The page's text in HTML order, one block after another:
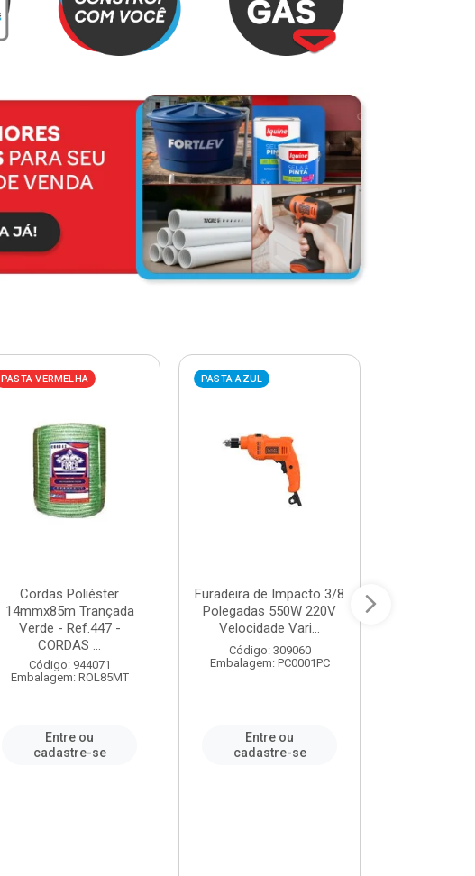
PASTA VERMELHA
Cordas Poliéster
14mmx85m Trançada
Verde - Ref.447 -
CORDAS ...
Código: 944071
Embalagem: ROL85MT
Entre ou
cadastre-se
PASTA AZUL
Furadeira de Impacto 3/8
Polegadas 550W 220V
Velocidade Vari...
Código: 309060
Embalagem: PC0001PC
Entre ou
cadastre-se